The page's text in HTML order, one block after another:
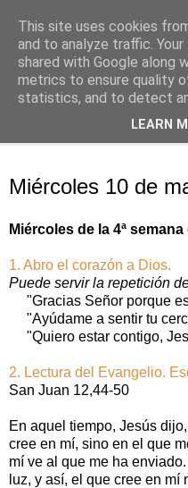
Oración
con el Evangelio de cada
Miércoles 10 de
Miércoles de la 4ª
1. Abro el corazón a Dios.
Puede servir la repetición
"Gracias Señor porque
"Ayúdame a sentir tu
"Quiero estar contigo,
2. Lectura del Evangelio.
San Juan 12,44-50
En aquel tiempo, Jesús
cree en mí, sino en el que
mí ve al que me ha
luz, y así, el que cree en
This site uses cookies
and to analyze traffic.
shared with Google along
metrics to ensure quality
statistics, and to detect
LEARN